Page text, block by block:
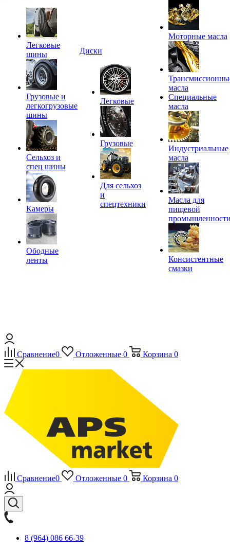
Легковые
шины
Грузовые и
легкогрузовые
шины
Сельхоз и
спец шины
Камеры
Ободные
ленты
Диски
Легковые
Грузовые
Для сельхоз
и
спецтехники
Моторные масла
масла
Специальные
масла
Индустриальные
масла
Масла для
пищевой
Консистентные
смазки
Сравнение0 Отложенные 0 Корзина 0
Сравнение0 Отложенные 0 Корзина 0
8 (964) 086 66-39